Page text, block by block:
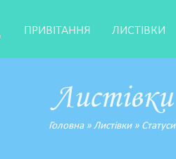
ПРИВІТАННЯ ЛИСТІВКИ
Листівки
Головна» Листівки» Статуси